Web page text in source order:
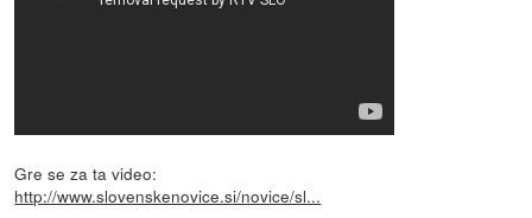
Gre se za ta video:
http://www.slovenskenovice.si/novice/sl...